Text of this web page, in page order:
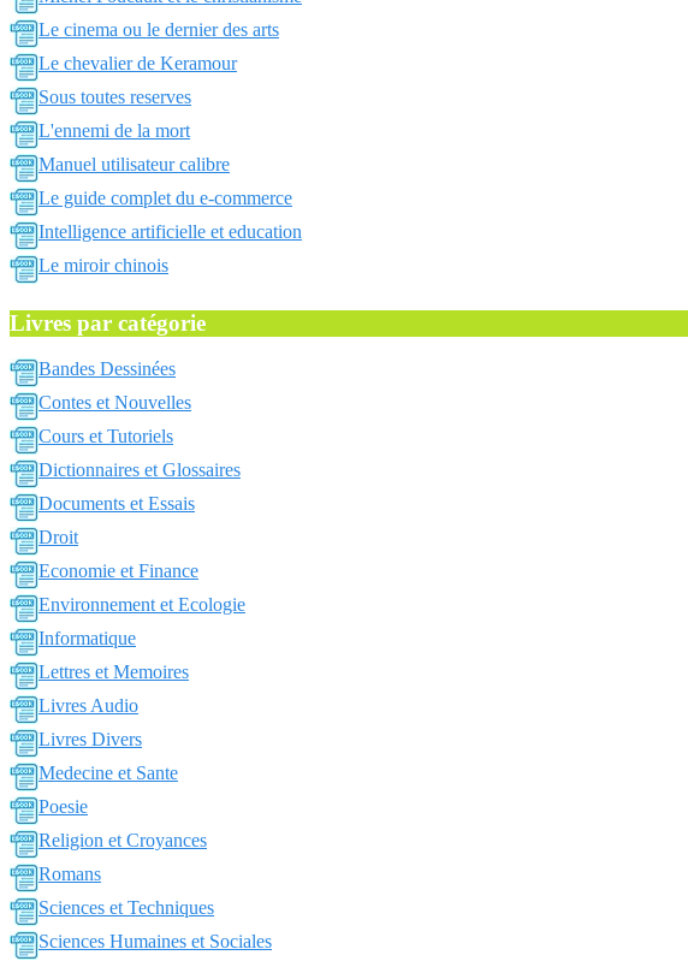
Le cinema ou le dernier des arts
Le chevalier de Keramour
Sous toutes reserves
L'ennemi de la mort
Manuel utilisateur calibre
Le guide complet du e-commerce
Intelligence artificielle et education
Le miroir chinois
Livres par catégorie
Bandes Dessinées
Contes et Nouvelles
Cours et Tutoriels
Dictionnaires et Glossaires
Documents et Essais
Droit
Economie et Finance
Environnement et Ecologie
Informatique
Lettres et Memoires
Livres Audio
Livres Divers
Medecine et Sante
Poesie
Religion et Croyances
Romans
Sciences et Techniques
Sciences Humaines et Sociales